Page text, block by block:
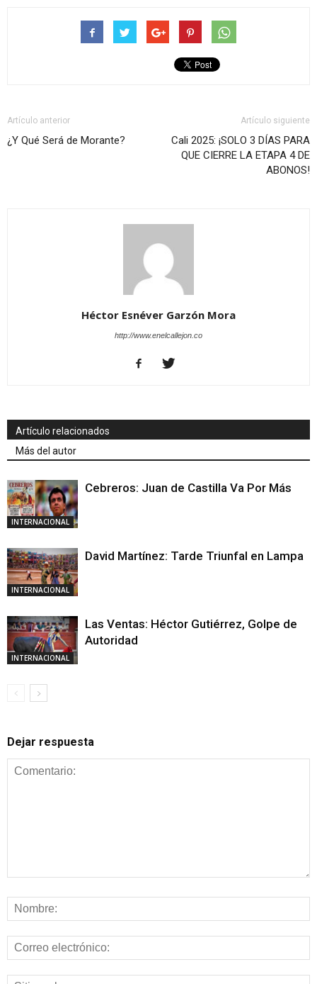
Artículo anterior
¿Y Qué Será de Morante?
Artículo siguiente
Cali 2025: ¡SOLO 3 DÍAS PARA
QUE CIERRE LA ETAPA 4 DE
ABONOS!
Héctor Esnéver Garzón Mora
http://www.enelcallejon.co
Artículo relacionados
Más del autor
INTERNACIONAL
Cebreros: Juan de Castilla Va Por Más
INTERNACIONAL
David Martínez: Tarde Triunfal en Lampa
INTERNACIONAL
Las Ventas: Héctor Gutiérrez, Golpe de
Autoridad
Dejar respuesta